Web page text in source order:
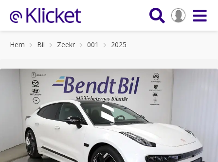
Hem Bil Zeekr 001 2025